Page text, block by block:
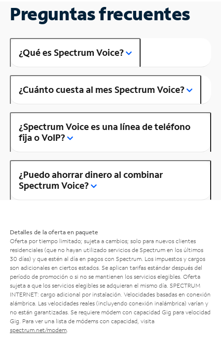
Preguntas frecuentes
¿Qué es Spectrum Voice?
¿Cuánto cuesta al mes Spectrum Voice?
¿Spectrum Voice es una línea de teléfono
fija o VoIP?
¿Puedo ahorrar dinero al combinar
Spectrum Voice?
Detalles de la oferta en paquete
Oferta por tiempo limitado; sujeta a cambios; solo para nuevos clientes
residenciales (que no hayan utilizado servicios de Spectrum en los últimos
30 días) y que estén al día en pagos con Spectrum. Los impuestos y cargos
son adicionales en ciertos estados. Se aplican tarifas estándar después del
período de promoción o si no se mantienen los servicios elegibles. Oferta
sujeta a que los servicios elegibles se adquieran el mismo día. SPECTRUM
INTERNET: cargo adicional por instalación. Velocidades basadas en conexión
alámbrica. Las velocidades reales (incluyendo conexión inalámbrica) varían y
no están garantizadas. Se requiere módem con capacidad Gig para velocidad
Gig. Para ver una lista de módems con capacidad, visita
spectrum.net/modem